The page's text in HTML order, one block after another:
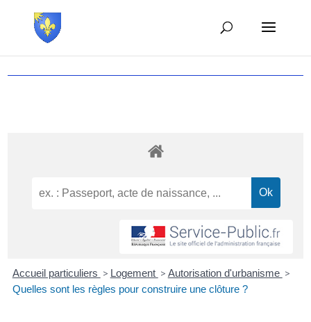
Accueil particuliers > Logement > Autorisation d'urbanisme >
Quelles sont les règles pour construire une clôture ?